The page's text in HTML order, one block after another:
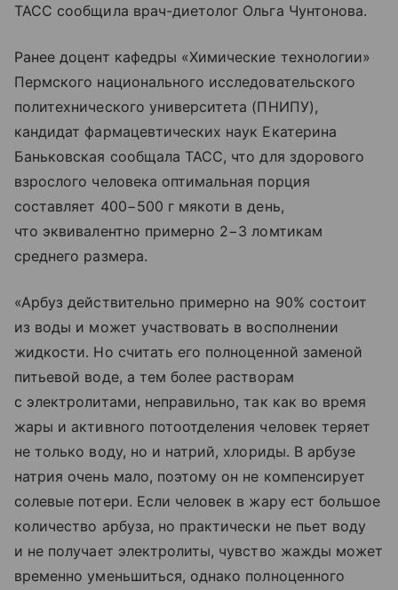
ТАСС сообщила врач-диетолог Ольга Чунтонова.
Ранее доцент кафедры «Химические технологии»
Пермского национального исследовательского
политехнического университета (ПНИПУ),
кандидат фармацевтических наук Екатерина
Баньковская сообщала ТАСС, что для здорового
взрослого человека оптимальная порция
составляет 400−500 г мякоти в день,
что эквивалентно примерно 2−3 ломтикам
среднего размера.
«Арбуз действительно примерно на 90% состоит
из воды и может участвовать в восполнении
жидкости. Но считать его полноценной заменой
питьевой воде, а тем более растворам
с электролитами, неправильно, так как во время
жары и активного потоотделения человек теряет
не только воду, но и натрий, хлориды. В арбузе
натрия очень мало, поэтому он не компенсирует
солевые потери. Если человек в жару ест большое
количество арбуза, но практически не пьет воду
и не получает электролиты, чувство жажды может
временно уменьшиться, однако полноценного